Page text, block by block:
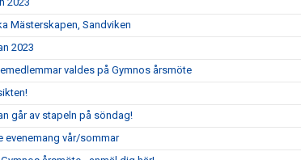
Mästerskapen, Sandviken
2023
valdes på Gymnos årsmöte
går av stapeln på söndag!
evenemang vår/sommar